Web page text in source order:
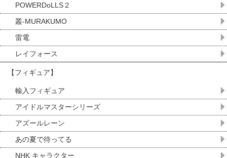
POWERDoLLS２
叢-MURAKUMO
雷電
レイフォース
【フィギュア】
輸入フィギュア
アイドルマスターシリーズ
アズールレーン
あの夏で待ってる
NHK キャラクター